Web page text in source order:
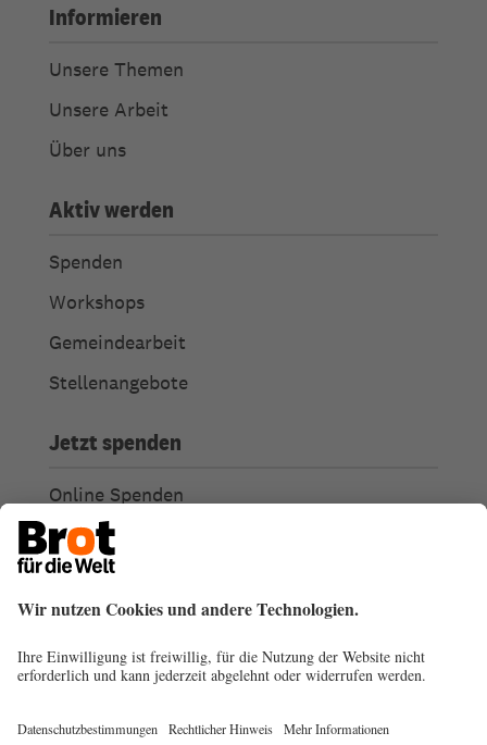
Informieren
Unsere Themen
Unsere Arbeit
Über uns
Aktiv werden
Spenden
Workshops
Gemeindearbeit
Stellenangebote
Jetzt spenden
Online Spenden
Weitere Spendenmöglichkeiten
Ich habe Fragen zu meiner Spende
Spendengütesiegel
Transparenz